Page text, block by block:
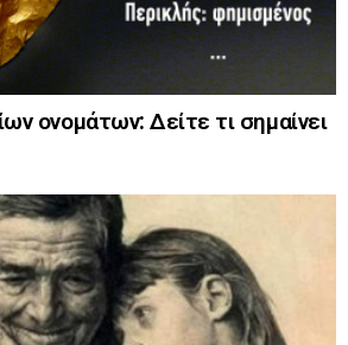
ονομάτων: Δείτε τι σημαίνει